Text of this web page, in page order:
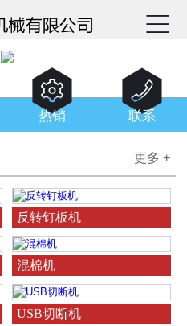


热销 
联系
更多 +
反转钉板机
混棉机
USB切断机